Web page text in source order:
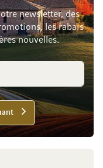
newsletter, des
les rabais
nouvelles.